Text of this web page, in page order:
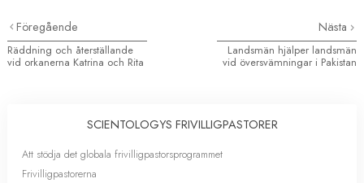
Föregående
Räddning och återställande
vid orkanerna Katrina och Rita
Nästa
Landsmän hjälper landsmän
vid översvämningar i Pakistan
SCIENTOLOGYS FRIVILLIGPASTORER
Att stödja det globala frivilligpastorsprogrammet
Frivilligpastorerna